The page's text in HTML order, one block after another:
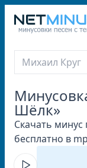
Шёлк»
Скачать
бесплатно в